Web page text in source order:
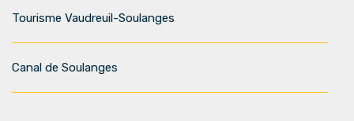
Tourisme Vaudreuil-Soulanges
Canal de Soulanges